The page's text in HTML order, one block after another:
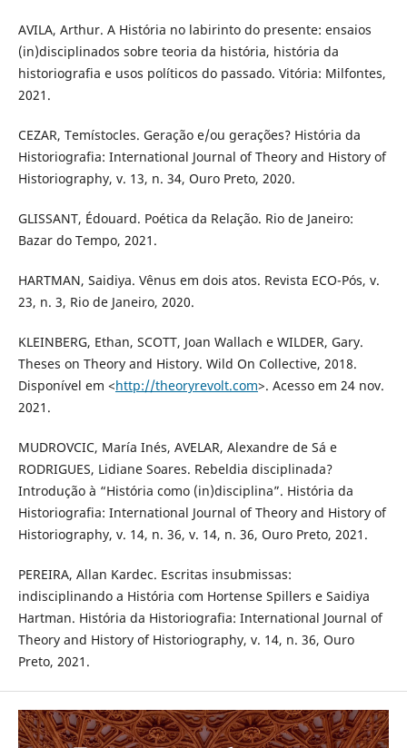
AVILA, Arthur. A História no labirinto do presente: ensaios
(in)disciplinados sobre teoria da história, história da
historiografia e usos políticos do passado. Vitória: Milfontes,
2021.
CEZAR, Temístocles. Geração e/ou gerações? História da
Historiografia: International Journal of Theory and History of
Historiography, v. 13, n. 34, Ouro Preto, 2020.
GLISSANT, Édouard. Poética da Relação. Rio de Janeiro:
Bazar do Tempo, 2021.
HARTMAN, Saidiya. Vênus em dois atos. Revista ECO-Pós, v.
23, n. 3, Rio de Janeiro, 2020.
KLEINBERG, Ethan, SCOTT, Joan Wallach e WILDER, Gary.
Theses on Theory and History. Wild On Collective, 2018.
Disponível em <http://theoryrevolt.com>. Acesso em 24 nov.
2021.
MUDROVCIC, María Inés, AVELAR, Alexandre de Sá e
RODRIGUES, Lidiane Soares. Rebeldia disciplinada?
Introdução à “História como (in)disciplina”. História da
Historiografia: International Journal of Theory and History of
Historiography, v. 14, n. 36, v. 14, n. 36, Ouro Preto, 2021.
PEREIRA, Allan Kardec. Escritas insubmissas:
indisciplinando a História com Hortense Spillers e Saidiya
Hartman. História da Historiografia: International Journal of
Theory and History of Historiography, v. 14, n. 36, Ouro
Preto, 2021.